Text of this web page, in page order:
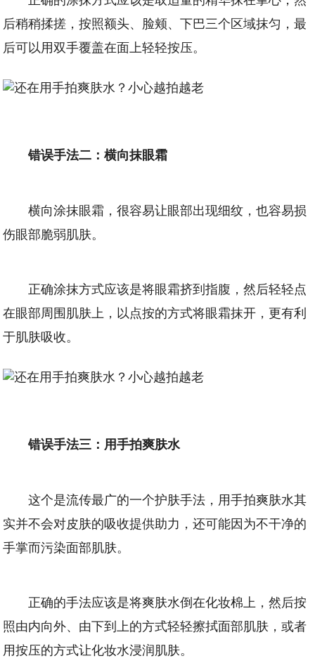
后稍稍揉搓，按照额头、脸颊、下巴三个区域抹匀，最
后可以用双手覆盖在面上轻轻按压。
错误手法二：横向抹眼霜
横向涂抹眼霜，很容易让眼部出现细纹，也容易损
伤眼部脆弱肌肤。
正确涂抹方式应该是将眼霜挤到指腹，然后轻轻点
在眼部周围肌肤上，以点按的方式将眼霜抹开，更有利
于肌肤吸收。
错误手法三：用手拍爽肤水
这个是流传最广的一个护肤手法，用手拍爽肤水其
实并不会对皮肤的吸收提供助力，还可能因为不干净的
手掌而污染面部肌肤。
正确的手法应该是将爽肤水倒在化妆棉上，然后按
照由内向外、由下到上的方式轻轻擦拭面部肌肤，或者
用按压的方式让化妆水浸润肌肤。